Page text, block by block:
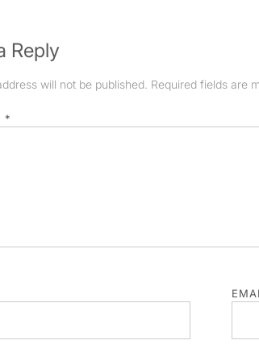
Reply
will not be published. Required fields are
*